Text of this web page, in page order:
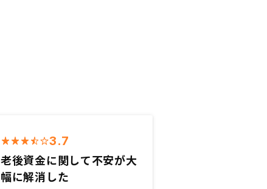
3.7
老後資金に関して不安が大
幅に解消した